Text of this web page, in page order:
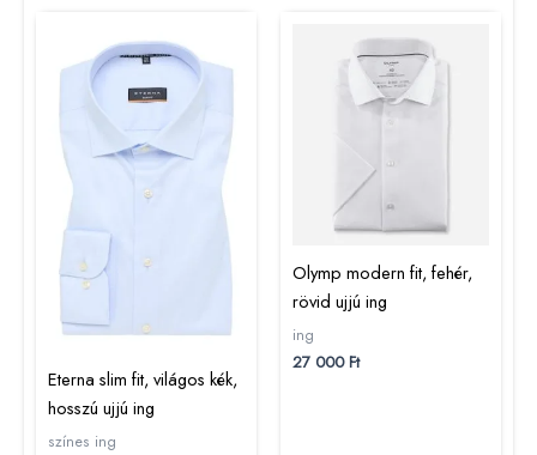
Eterna slim fit, világos kék,
hosszú ujjú ing
színes ing
Olymp modern fit, fehér,
rövid ujjú ing
ing
27 000Ft